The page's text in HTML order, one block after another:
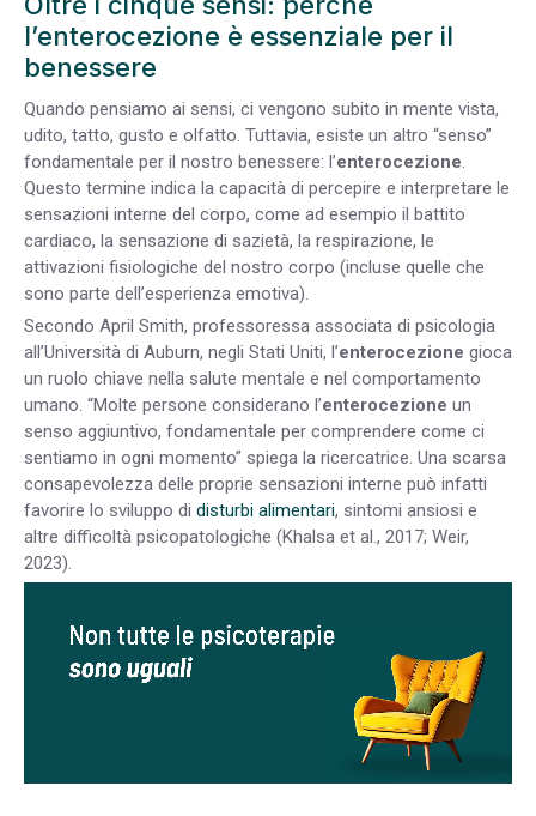
l’enterocezione è essenziale per il
benessere
Quando pensiamo ai sensi, ci vengono subito in mente vista,
udito, tatto, gusto e olfatto. Tuttavia, esiste un altro “senso”
fondamentale per il nostro benessere: l’enterocezione.
Questo termine indica la capacità di percepire e interpretare le
sensazioni interne del corpo, come ad esempio il battito
cardiaco, la sensazione di sazietà, la respirazione, le
attivazioni fisiologiche del nostro corpo (incluse quelle che
sono parte dell’esperienza emotiva).
Secondo April Smith, professoressa associata di psicologia
all’Università di Auburn, negli Stati Uniti, l’enterocezione gioca
un ruolo chiave nella salute mentale e nel comportamento
umano. “Molte persone considerano l’enterocezione un
senso aggiuntivo, fondamentale per comprendere come ci
sentiamo in ogni momento” spiega la ricercatrice. Una scarsa
consapevolezza delle proprie sensazioni interne può infatti
favorire lo sviluppo di disturbi alimentari, sintomi ansiosi e
altre difficoltà psicopatologiche (Khalsa et al., 2017; Weir,
2023).